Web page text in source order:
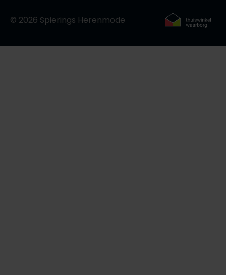
© 2026 Spierings Herenmode